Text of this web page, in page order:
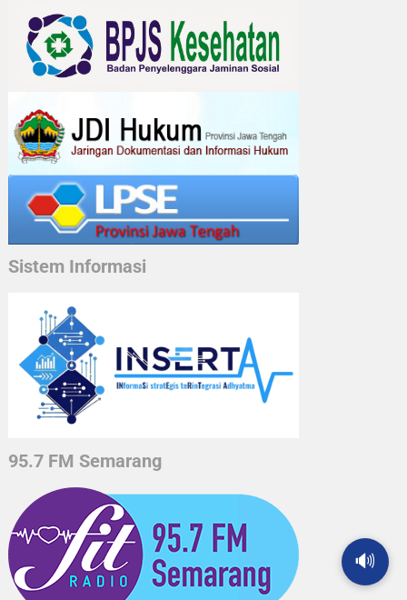
Sistem Informasi
95.7 FM Semarang
🔊